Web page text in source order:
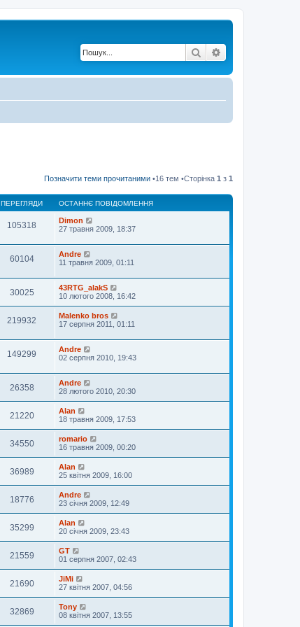
Пошук
Позначити теми прочитаними •16 тем •Сторінка 1 з 1
ПЕРЕГЛЯДИ ОСТАННЄ ПОВІДОМЛЕННЯ
105318
Dimon
27 травня 2009, 18:37
60104
Andre
11 травня 2009, 01:11
30025
43RTG_alakS
10 лютого 2008, 16:42
219932
Malenko bros
17 серпня 2011, 01:11
149299
Andre
02 серпня 2010, 19:43
26358
Andre
28 лютого 2010, 20:30
21220
Alan
18 травня 2009, 17:53
34550
romario
16 травня 2009, 00:20
36989
Alan
25 квітня 2009, 16:00
18776
Andre
23 січня 2009, 12:49
35299
Alan
20 січня 2009, 23:43
21559
GT
01 серпня 2007, 02:43
21690
JiMi
27 квітня 2007, 04:56
32869
Tony
08 квітня 2007, 13:55